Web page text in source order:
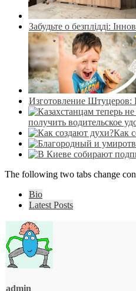
Забудьте о безплідді:
Изготовление
получить водительское
Как
The following two tabs change
Bio
Latest Posts
admin